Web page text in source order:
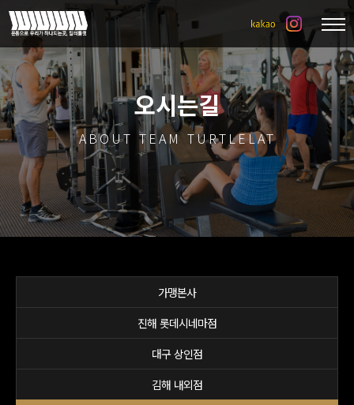
오시는길
ABOUT TEAM TURTLELAT
가맹본사
진해 롯데시네마점
대구 상인점
김해 내외점